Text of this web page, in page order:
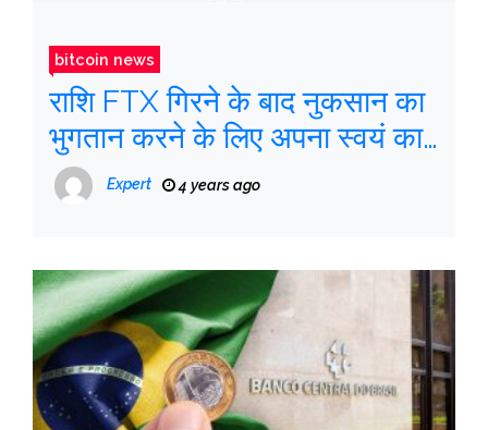
bitcoin news
राशि FTX गिरने के बाद नुकसान का
भुगतान करने के लिए अपना स्वयं का
टोकन जारी करती है
Expert 4 years ago